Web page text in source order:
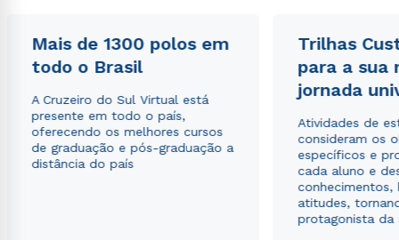
Mais de 1300 polos em
todo o Brasil
A Cruzeiro do Sul Virtual está
presente em todo o país,
oferecendo os melhores cursos
de graduação e pós-graduação a
distância do país
Trilhas
para a sua
jornada
Atividades de
consideram os
específicos e
cada aluno e
conhecimentos,
atitudes,
protagonista da